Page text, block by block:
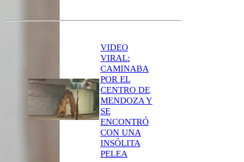
VIDEO
VIRAL:
CAMINABA
POR EL
CENTRO DE
MENDOZA Y
SE
ENCONTRÓ
CON UNA
INSÓLITA
PELEA